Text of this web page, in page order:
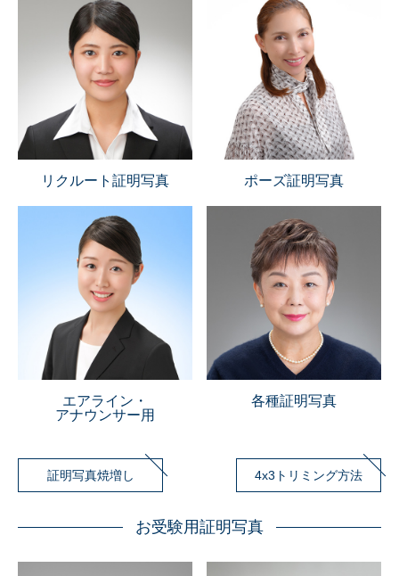
リクルート証明写真 ポーズ証明写真
エアライン・
アナウンサー用
各種証明写真
証明写真焼増し 4x3トリミング方法
お受験用証明写真